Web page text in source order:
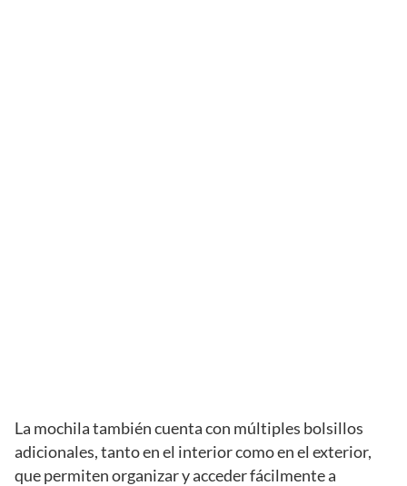
La mochila también cuenta con múltiples bolsillos
adicionales, tanto en el interior como en el exterior,
que permiten organizar y acceder fácilmente a